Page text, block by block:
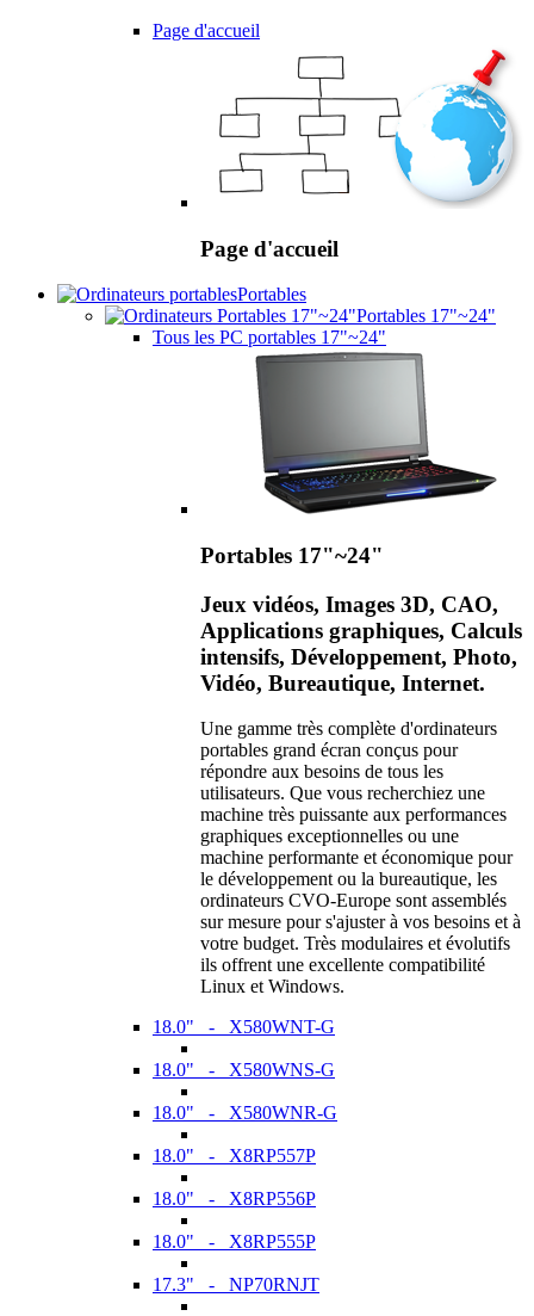
Page d'accueil
Page d'accueil
Portables
Portables 17"~24"
Tous les PC portables 17"~24"
Portables 17"~24"
Jeux vidéos, Images 3D, CAO,
Applications graphiques, Calculs
intensifs, Développement, Photo,
Vidéo, Bureautique, Internet.
Une gamme très complète d'ordinateurs
portables grand écran conçus pour
répondre aux besoins de tous les
utilisateurs. Que vous recherchiez une
machine très puissante aux performances
graphiques exceptionnelles ou une
machine performante et économique pour
le développement ou la bureautique, les
ordinateurs CVO-Europe sont assemblés
sur mesure pour s'ajuster à vos besoins et à
votre budget. Très modulaires et évolutifs
ils offrent une excellente compatibilité
Linux et Windows.
18.0" - X580WNT-G
18.0" - X580WNS-G
18.0" - X580WNR-G
18.0" - X8RP557P
18.0" - X8RP556P
18.0" - X8RP555P
17.3" - NP70RNJT